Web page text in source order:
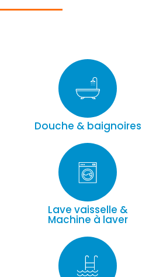
Douche & baignoires
Lave vaisselle &
Machine à laver